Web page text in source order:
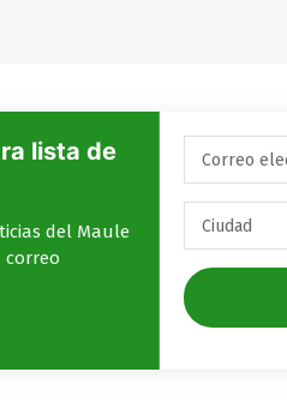
lista de
del Maule